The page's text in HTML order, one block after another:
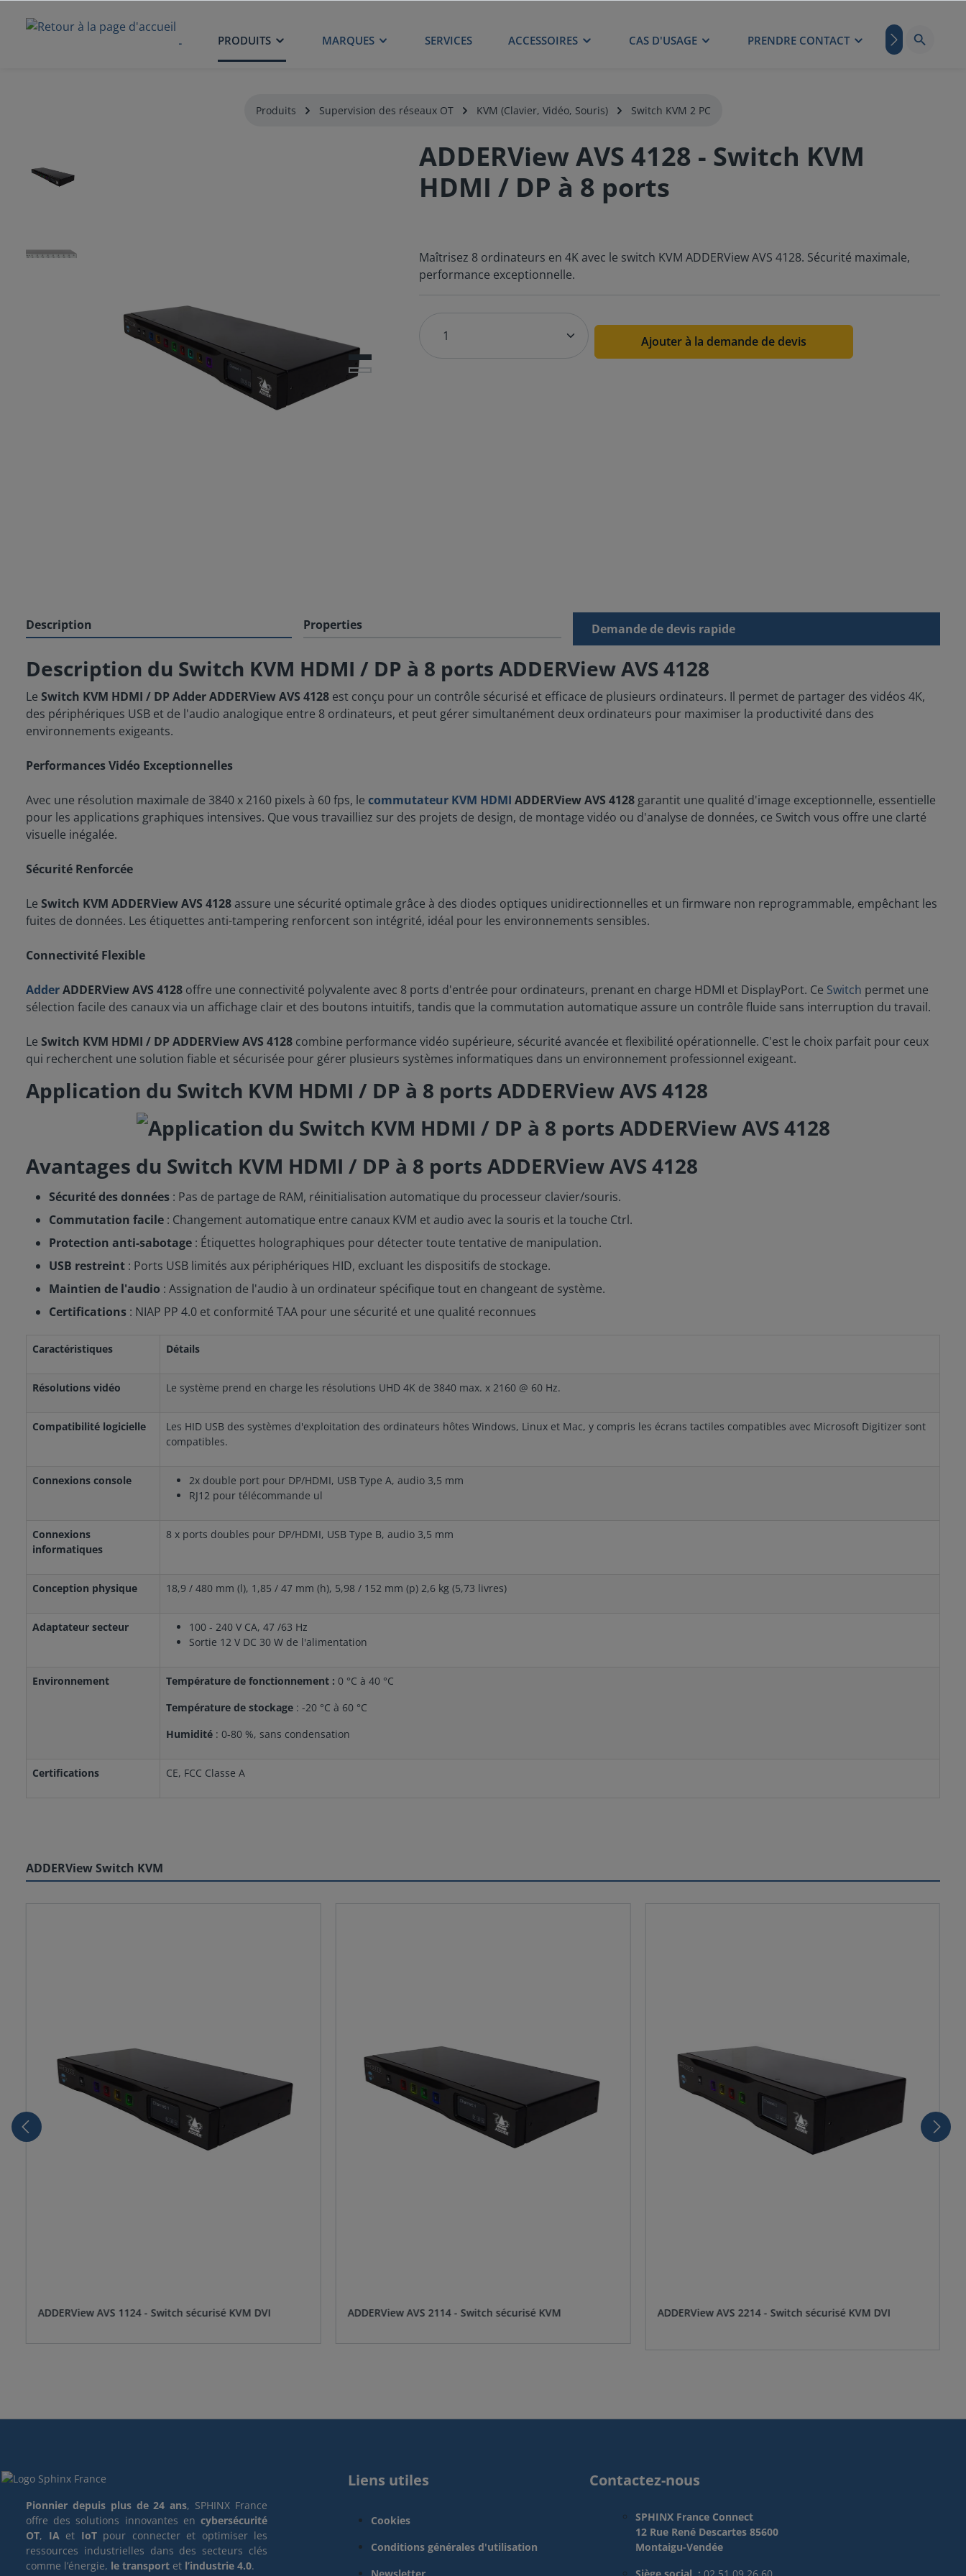
ACCUEIL PRODUITS MARQUES SERVICES ACCESSOIRES CAS D'USAGE PRENDRE CONTACT BLOG
Produits Supervision des réseaux OT KVM (Clavier, Vidéo, Souris) Switch KVM 2 PC
ADDERView AVS 4128 - Switch KVM
HDMI / DP à 8 ports
Maîtrisez 8 ordinateurs en 4K avec le switch KVM ADDERView AVS 4128. Sécurité maximale,
performance exceptionnelle.
Ajouter à la demande de devis
Description Properties Demande de devis rapide
Description du Switch KVM HDMI / DP à 8 ports ADDERView AVS 4128
Le Switch KVM HDMI / DP Adder ADDERView AVS 4128 est conçu pour un contrôle sécurisé et efficace de plusieurs ordinateurs. Il permet de partager des vidéos 4K,
des périphériques USB et de l'audio analogique entre 8 ordinateurs, et peut gérer simultanément deux ordinateurs pour maximiser la productivité dans des
environnements exigeants.
Performances Vidéo Exceptionnelles
Avec une résolution maximale de 3840 x 2160 pixels à 60 fps, le commutateur KVM HDMI ADDERView AVS 4128 garantit une qualité d'image exceptionnelle, essentielle
pour les applications graphiques intensives. Que vous travailliez sur des projets de design, de montage vidéo ou d'analyse de données, ce Switch vous offre une clarté
visuelle inégalée.
Sécurité Renforcée
Le Switch KVM ADDERView AVS 4128assure une sécurité optimale grâce à des diodes optiques unidirectionnelles et un firmware non reprogrammable, empêchant les
fuites de données. Les étiquettes anti-tampering renforcent son intégrité, idéal pour les environnements sensibles.
Connectivité Flexible
AdderADDERView AVS 4128 offre une connectivité polyvalente avec 8 ports d'entrée pour ordinateurs, prenant en charge HDMI et DisplayPort. Ce Switch permet une
sélection facile des canaux via un affichage clair et des boutons intuitifs, tandis que la commutation automatique assure un contrôle fluide sans interruption du travail.
Le Switch KVM HDMI / DP ADDERView AVS 4128 combine performance vidéo supérieure, sécurité avancée et flexibilité opérationnelle. C'est le choix parfait pour ceux
qui recherchent une solution fiable et sécurisée pour gérer plusieurs systèmes informatiques dans un environnement professionnel exigeant.
Application du Switch KVM HDMI / DP à 8 ports ADDERView AVS 4128
Avantages du Switch KVM HDMI / DP à 8 ports ADDERView AVS 4128
Sécurité des données : Pas de partage de RAM, réinitialisation automatique du processeur clavier/souris.
Commutation facile : Changement automatique entre canaux KVM et audio avec la souris et la touche Ctrl.
Protection anti-sabotage : Étiquettes holographiques pour détecter toute tentative de manipulation.
USB restreint : Ports USB limités aux périphériques HID, excluant les dispositifs de stockage.
Maintien de l'audio : Assignation de l'audio à un ordinateur spécifique tout en changeant de système.
Certifications : NIAP PP 4.0 et conformité TAA pour une sécurité et une qualité reconnues
Caractéristiques Détails
Résolutions vidéo Le système prend en charge les résolutions UHD 4K de 3840 max. x 2160 @ 60 Hz.
Compatibilité logicielle
Les HID USB des systèmes d'exploitation des ordinateurs hôtes Windows, Linux et Mac, y compris les écrans tactiles compatibles avec Microsoft Digitizer sont
compatibles.
Connexions console
2x double port pour DP/HDMI, USB Type A, audio 3,5 mm
RJ12 pour télécommande ul
Connexions
informatiques
8 x ports doubles pour DP/HDMI, USB Type B, audio 3,5 mm
Conception physique 18,9 / 480 mm (l), 1,85 / 47 mm (h), 5,98 / 152 mm (p) 2,6 kg (5,73 livres)
Adaptateur secteur
100 - 240 V CA, 47 /63 Hz
Sortie 12 V DC 30 W de l'alimentation
Environnement Température de fonctionnement : 0 °C à 40 °C
Température de stockage : -20 °C à 60 °C
Humidité : 0-80 %, sans condensation
Certifications CE, FCC Classe A
ADDERView Switch KVM
ADDERView AVS 1124 - Switch sécurisé KVM DVI ADDERView AVS 2114 - Switch sécurisé KVM ADDERView AVS 2214 - Switch sécurisé KVM DVI
Pionnier depuis plus de 24 ans, SPHINX France
offre des solutions innovantes en cybersécurité
OT, IAet IoT pour connecter et optimiser les
ressources industrielles dans des secteurs clés
comme l’énergie, le transport et l’industrie 4.0.
Liens utiles
Cookies
Conditions générales d'utilisation
Contactez-nous
SPHINX France Connect
12 Rue René Descartes 85600
Montaigu-Vendée